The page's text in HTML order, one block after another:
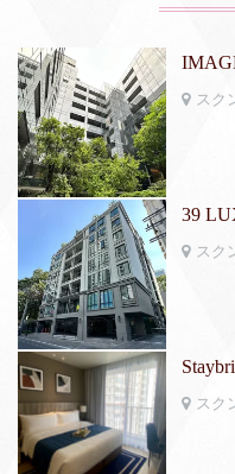
スク
39
スク
スク